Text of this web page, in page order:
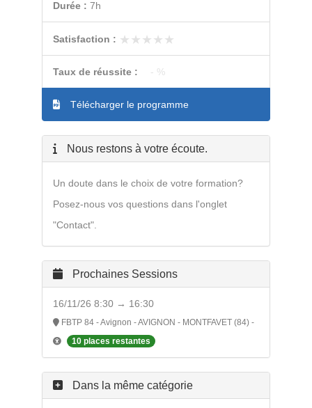
Durée : 7h
Satisfaction : ★★★★★
★★★★★
Taux de réussite : - %
Télécharger le programme
Nous restons à votre écoute.
Un doute dans le choix de votre formation?
Posez-nous vos questions dans l'onglet
"Contact".
Prochaines Sessions
16/11/26 8:30 → 16:30
FBTP 84 - Avignon - AVIGNON - MONTFAVET (84) -
10 places restantes
Dans la même catégorie